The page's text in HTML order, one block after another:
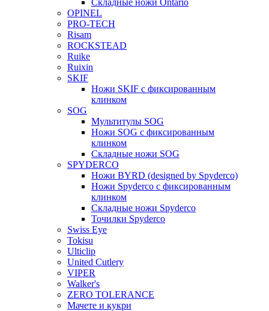
OPINEL
PRO-TECH
Risam
ROCKSTEAD
Ruike
Ruixin
SKIF
Ножи SKIF с фиксированным
клинком
SOG
Мультитулы SOG
Ножи SOG с фиксированным
клинком
Складные ножи SOG
SPYDERCO
Ножи BYRD (designed by Spyderco)
Ножи Spyderco c фиксированным
клинком
Складные ножи Spyderco
Точилки Spyderco
Swiss Eye
Tokisu
Ulticlip
United Cutlery
VIPER
Walker's
ZERO TOLERANCE
Мачете и кукри